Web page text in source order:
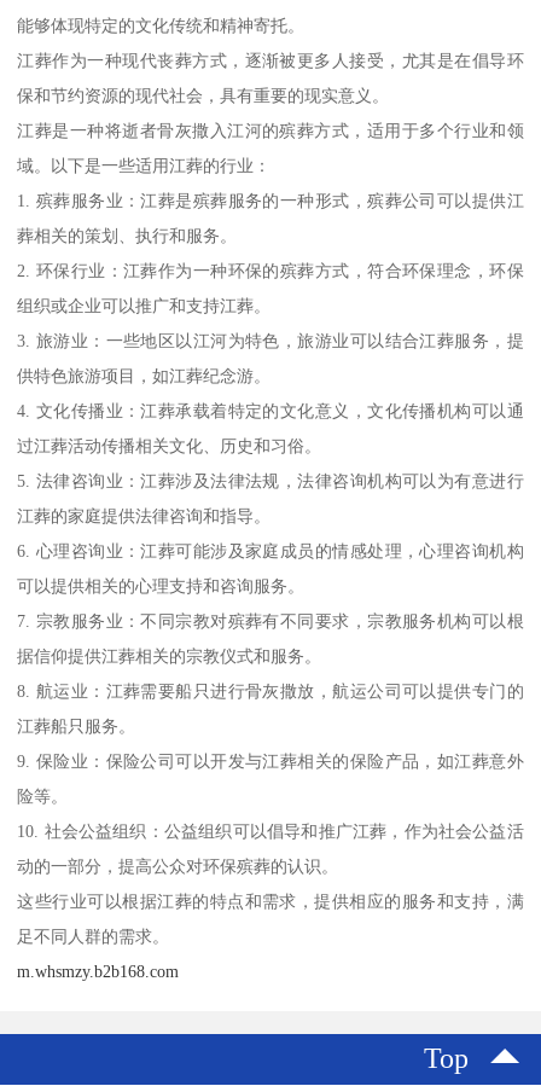
能够体现特定的文化传统和精神寄托。
江葬作为一种现代丧葬方式，逐渐被更多人接受，尤其是在倡导环
保和节约资源的现代社会，具有重要的现实意义。
江葬是一种将逝者骨灰撒入江河的殡葬方式，适用于多个行业和领
域。以下是一些适用江葬的行业：
1. 殡葬服务业：江葬是殡葬服务的一种形式，殡葬公司可以提供江
葬相关的策划、执行和服务。
2. 环保行业：江葬作为一种环保的殡葬方式，符合环保理念，环保
组织或企业可以推广和支持江葬。
3. 旅游业：一些地区以江河为特色，旅游业可以结合江葬服务，提
供特色旅游项目，如江葬纪念游。
4. 文化传播业：江葬承载着特定的文化意义，文化传播机构可以通
过江葬活动传播相关文化、历史和习俗。
5. 法律咨询业：江葬涉及法律法规，法律咨询机构可以为有意进行
江葬的家庭提供法律咨询和指导。
6. 心理咨询业：江葬可能涉及家庭成员的情感处理，心理咨询机构
可以提供相关的心理支持和咨询服务。
7. 宗教服务业：不同宗教对殡葬有不同要求，宗教服务机构可以根
据信仰提供江葬相关的宗教仪式和服务。
8. 航运业：江葬需要船只进行骨灰撒放，航运公司可以提供专门的
江葬船只服务。
9. 保险业：保险公司可以开发与江葬相关的保险产品，如江葬意外
险等。
10. 社会公益组织：公益组织可以倡导和推广江葬，作为社会公益活
动的一部分，提高公众对环保殡葬的认识。
这些行业可以根据江葬的特点和需求，提供相应的服务和支持，满
足不同人群的需求。
m.whsmzy.b2b168.com
Top